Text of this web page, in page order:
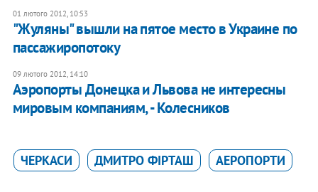
01 лютого 2012, 10:53
"Жуляны" вышли на пятое место в Украине по
пассажиропотоку
09 лютого 2012, 14:10
Аэропорты Донецка и Львова не интересны
мировым компаниям, - Колесников
ЧЕРКАСИ ДМИТРО ФІРТАШ АЕРОПОРТИ